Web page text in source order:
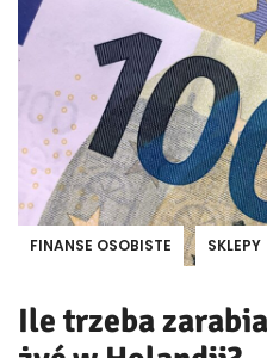
FINANSE OSOBISTE SKLEPY
Ile trzeba